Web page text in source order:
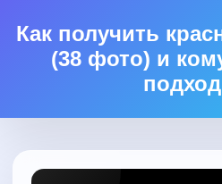
Как получить
(38 фото) и